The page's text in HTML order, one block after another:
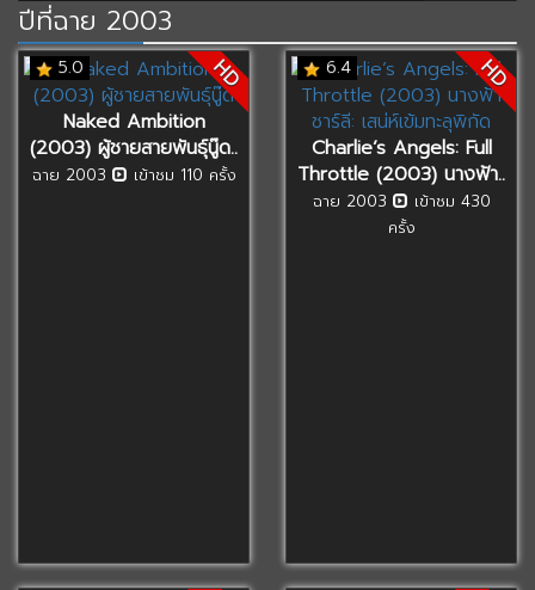
ปีที่ฉาย 2003
5.0 HD
Naked Ambition
(2003) ผู้ชายสายพันธุ์นู๊ด..
ฉาย 2003 เข้าชม 110 ครั้ง
6.4 HD
Charlie’s Angels: Full
Throttle (2003) นางฟ้า..
ฉาย 2003
เข้าชม 430
ครั้ง